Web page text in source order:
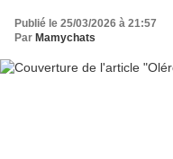
Publié le 25/03/2026 à 21:57
Par Mamychats